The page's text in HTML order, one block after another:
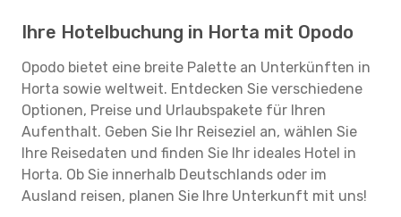
Ihre Hotelbuchung in Horta mit Opodo
Opodo bietet eine breite Palette an Unterkünften in
Horta sowie weltweit. Entdecken Sie verschiedene
Optionen, Preise und Urlaubspakete für Ihren
Aufenthalt. Geben Sie Ihr Reiseziel an, wählen Sie
Ihre Reisedaten und finden Sie Ihr ideales Hotel in
Horta. Ob Sie innerhalb Deutschlands oder im
Ausland reisen, planen Sie Ihre Unterkunft mit uns!